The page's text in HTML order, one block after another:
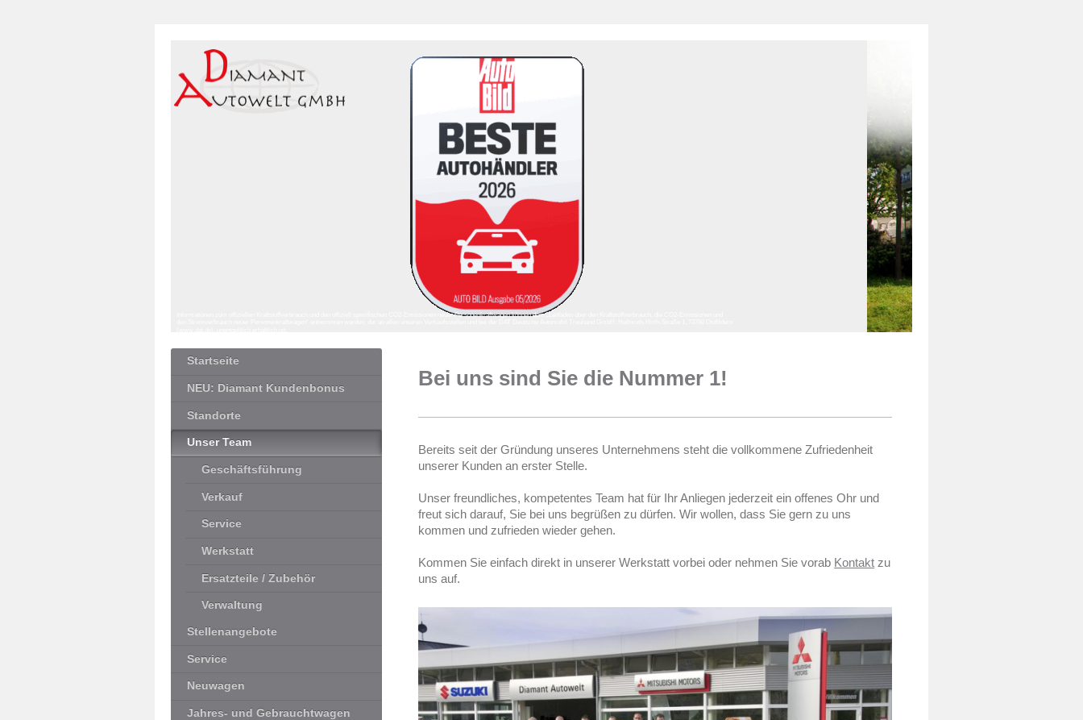
Informationen zum offiziellen Kraftstoffverbrauch und den offiziell spezifischen CO2-Emissionen neuer Personenkraftwagen können dem „Leitfaden über den Kraftstoffverbrauch, die CO2-Emissionen und
Bei uns sind Sie die Nummer 1!
Bereits seit der Gründung unseres Unternehmens steht die vollkommene Zufriedenheit
unserer Kunden an erster Stelle.
Unser freundliches, kompetentes Team hat für Ihr Anliegen jederzeit ein offenes Ohr und
freut sich darauf, Sie bei uns begrüßen zu dürfen. Wir wollen, dass Sie gern zu uns
kommen und zufrieden wieder gehen.
Kommen Sie einfach direkt in unserer Werkstatt vorbei oder nehmen Sie vorab Kontakt zu
uns auf.
Startseite
NEU: Diamant Kundenbonus
Standorte
Unser Team
Geschäftsführung
Verkauf
Service
Werkstatt
Ersatzteile / Zubehör
Verwaltung
Stellenangebote
Service
Neuwagen
Jahres- und Gebrauchtwagen